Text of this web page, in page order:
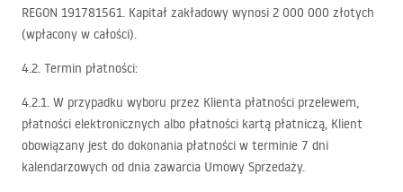
REGON 191781561. Kapitał zakładowy wynosi 2 000 000 złotych
(wpłacony w całości).
4.2. Termin płatności:
4.2.1. W przypadku wyboru przez Klienta płatności przelewem,
płatności elektronicznych albo płatności kartą płatniczą, Klient
obowiązany jest do dokonania płatności w terminie 7 dni
kalendarzowych od dnia zawarcia Umowy Sprzedaży.